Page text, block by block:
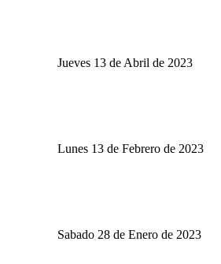
Jueves 13 de Abril de 2023
Lunes 13 de Febrero de 2023
Sabado 28 de Enero de 2023